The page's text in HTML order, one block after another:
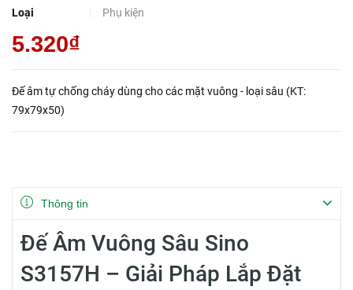
Loại
Phụ kiện
5.320₫
Đế âm tự chống cháy dùng cho các mặt vuông - loại sâu (KT:
79x79x50)
Thông tin
Đế Âm Vuông Sâu Sino
S3157H – Giải Pháp Lắp Đặt